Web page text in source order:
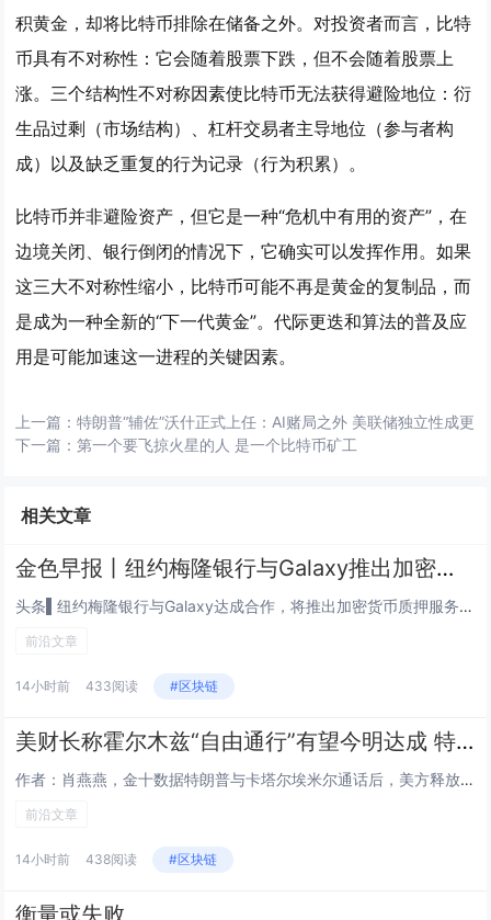
积黄金，却将比特币排除在储备之外。对投资者而言，比特
币具有不对称性：它会随着股票下跌，但不会随着股票上
涨。三个结构性不对称因素使比特币无法获得避险地位：衍
生品过剩（市场结构）、杠杆交易者主导地位（参与者构
成）以及缺乏重复的行为记录（行为积累）。
比特币并非避险资产，但它是一种“危机中有用的资产”，在
边境关闭、银行倒闭的情况下，它确实可以发挥作用。如果
这三大不对称性缩小，比特币可能不再是黄金的复制品，而
是成为一种全新的“下一代黄金”。代际更迭和算法的普及应
用是可能加速这一进程的关键因素。
上一篇：特朗普“辅佐”沃什正式上任：AI赌局之外 美联储独立性成更
下一篇：第一个要飞掠火星的人 是一个比特币矿工
相关文章
金色早报丨纽约梅隆银行与Galaxy推出加密质押服务 三星拟向手机添加原生稳定币功能
头条▌纽约梅隆银行与Galaxy达成合作，将推出加密货币质押服务8月4日，Galaxy Digital 宣布与纽约梅隆银...
前沿文章
14小时前 433阅读 #区块链
美财长称霍尔木兹“自由通行”有望今明达成 特朗普与卡塔尔埃米尔通话促降级
作者：肖燕燕，金十数据特朗普与卡塔尔埃米尔通话后，美方释放积极信号。贝森特称，美伊可能很快达成协议，开放霍尔木兹海峡并恢...
前沿文章
14小时前 438阅读 #区块链
衡量或失败